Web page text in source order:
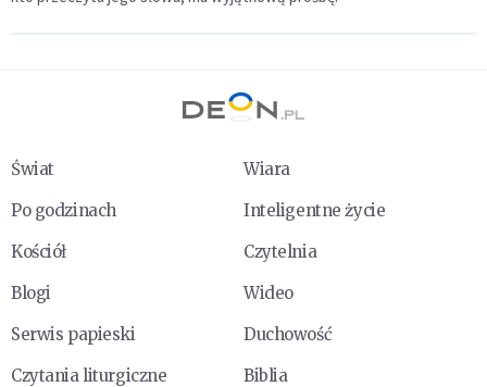
Świat
Wiara
Po godzinach
Inteligentne życie
Kościół
Czytelnia
Blogi
Wideo
Serwis papieski
Duchowość
Czytania liturgiczne
Biblia